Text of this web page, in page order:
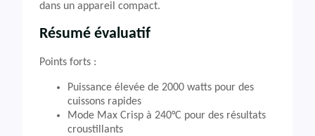
dans un appareil compact.
Résumé évaluatif
Points forts :
Puissance élevée de 2000 watts pour des
cuissons rapides
Mode Max Crisp à 240°C pour des résultats
croustillants